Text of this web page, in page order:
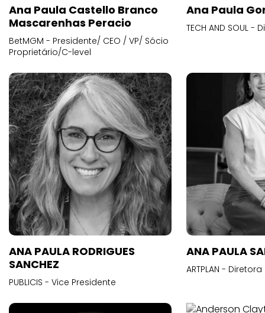
Ana Paula Castello Branco
Mascarenhas Peracio
BetMGM - Presidente/ CEO / VP/ Sócio
Proprietário/C-level
Ana Paula
TECH AND SOUL
ANA PAULA RODRIGUES
SANCHEZ
PUBLICIS - Vice Presidente
ANA PAULA
ARTPLAN -